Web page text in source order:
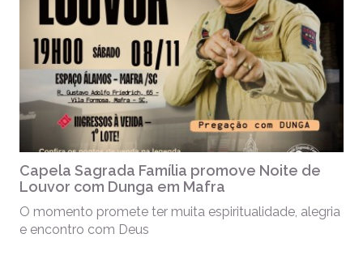
Capela Sagrada Família promove Noite de
Louvor com Dunga em Mafra
O momento promete ter muita espiritualidade, alegria
e encontro com Deus